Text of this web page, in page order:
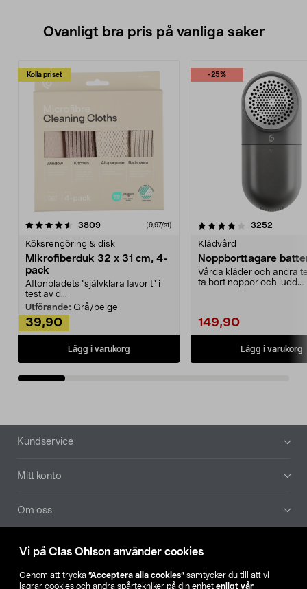
Vi på Clas Ohlson använder cookies
Genom att trycka ”Acceptera alla cookies” samtycker du till att vi
lagrar cookies och andra spårtekniker på din enhet enligt vår
Ovanligt bra pris på vanliga saker
Kolla priset
3809recensioner (9,97/st)
Köksrengöring & disk
Mikrofiberduk 32 x 31 cm, 4-
pack
Aftonbladets "självklara favorit” i
test av d...
Utförande: Grå/beige
39,90
Lägg i varukorg
-25%
4.0av 5 stjärnor 3252
Klädvård
Noppborttagare
Vårda kläder och andra
ta bort noppor och ludd.
149,90
Lägg i varukorg
4.5av 5 stjärnor
Sidfot
Kundservice
Mitt konto
Om oss
Aktuellt
Våra bolag